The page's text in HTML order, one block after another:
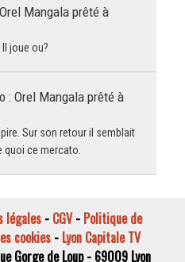
Mangala prêté à
Il joue ou?
: Orel Mangala prêté à
Sur son retour il semblait
ce mercato.
légales - CGV- Politique de
cookies- Lyon Capitale TV
Gorge de Loup - 69009 Lyon